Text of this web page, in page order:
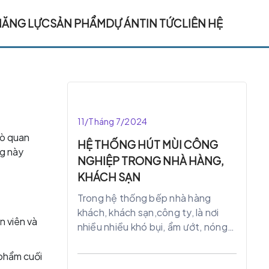
LỰCSẢN PHẨMDỰ ÁNTIN TỨCLIÊN HỆ
quan
này
viên và
cuối
11/Tháng 7/2024
HỆ THỐNG HÚT MÙI CÔNG
NGHIỆP TRONG NHÀ HÀNG,
KHÁCH SẠN
Trong hệ thống bếp nhà hàng
khách, khách sạn,công ty, là nơi
nhiều nhiều khó bụi, ẩm ướt, nóng
đầu bếp và nhân viên, ảnh hưởng